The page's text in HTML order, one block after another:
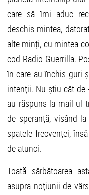
care să îmi aduc
deschis mintea,
alte minți, cu mintea
cod Radio Guerrilla.
în care au închis guri
intenții. Nu știu cât de
au răspuns la mail-ul
de speranță, visând
spatele frecvenței,
de atunci.
Toată sărbătoarea
asupra noțiunii de